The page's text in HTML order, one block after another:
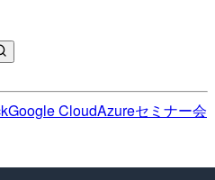
Google CloudAzureセミナー会